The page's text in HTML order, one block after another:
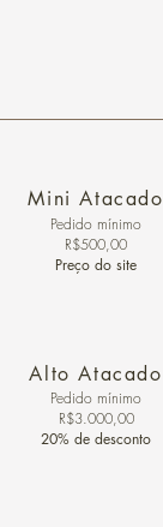
Mini Atacado
Pedido ​mínimo
R$500,00
Preço do site
Alto Atacado
Pedido mínimo
R$3.000,00
20% de desconto